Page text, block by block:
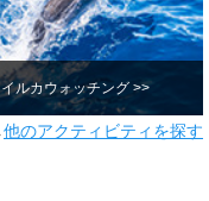
イルカウォッチング >>
他のアクティビティを探す